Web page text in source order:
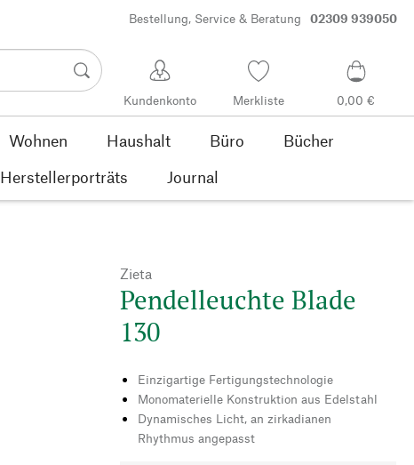
Bestellung, Service & Beratung 02309 939050
Kundenkonto Merkliste 0,00 €
Wohnen Haushalt Büro
Bücher
Herstellerporträts Journal
Zieta
Pendelleuchte Blade
130
Einzigartige Fertigungstechnologie
Monomaterielle Konstruktion aus Edelstahl
Dynamisches Licht, an zirkadianen
Rhythmus angepasst